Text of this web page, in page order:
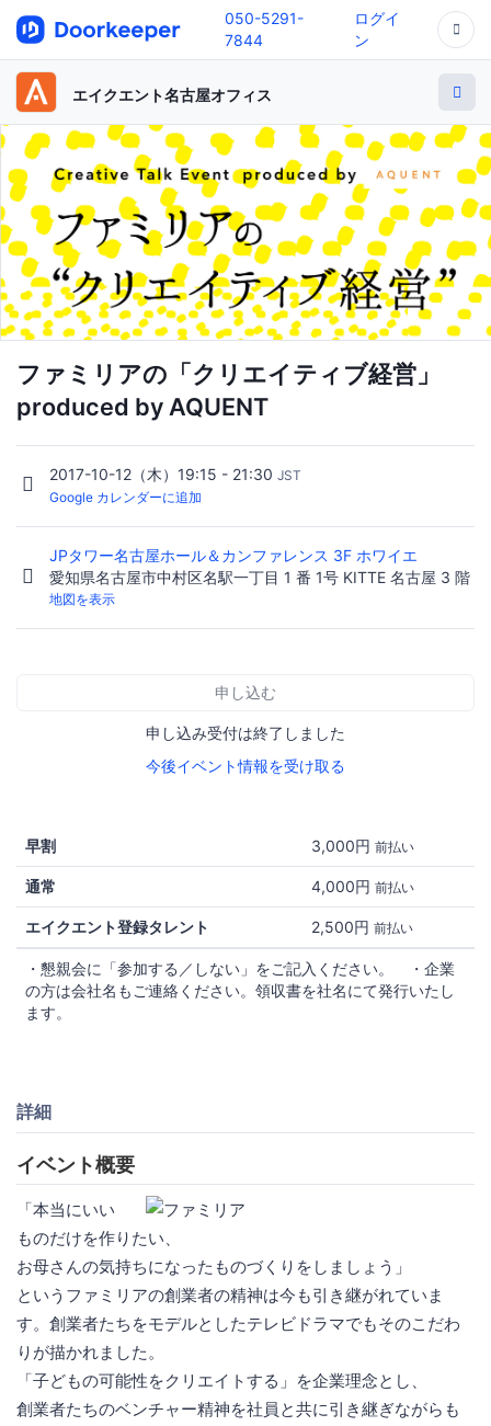
050-5291-
7844
ログイ
ン
エイクエント名古屋オフィス
ファミリアの「クリエイティブ経営」
produced by AQUENT
2017-10-12（木）19:15 - 21:30 JST
Google カレンダーに追加
JPタワー名古屋ホール＆カンファレンス 3F ホワイエ
愛知県名古屋市中村区名駅一丁目 1 番 1号 KITTE 名古屋 3 階
地図を表示
申し込む
申し込み受付は終了しました
今後イベント情報を受け取る
早割 3,000円 前払い
通常 4,000円 前払い
エイクエント登録タレント 2,500円 前払い
・懇親会に「参加する／しない」をご記入ください。 ・企業
の方は会社名もご連絡ください。領収書を社名にて発行いたし
ます。
詳細
イベント概要
「本当にいい
ものだけを作りたい、
お母さんの気持ちになったものづくりをしましょう」
というファミリアの創業者の精神は今も引き継がれていま
す。創業者たちをモデルとしたテレビドラマでもそのこだわ
りが描かれました。
「子どもの可能性をクリエイトする」を企業理念とし、
創業者たちのベンチャー精神を社員と共に引き継ぎながらも